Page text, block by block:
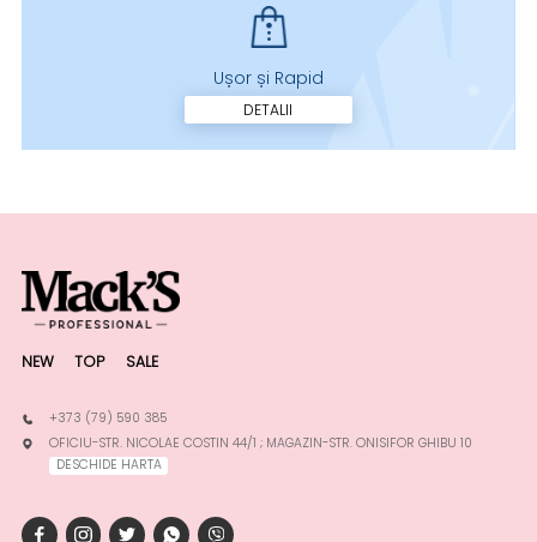
Ușor și Rapid
DETALII
NEW TOP SALE
+373 (79) 590 385
OFICIU-STR. NICOLAE COSTIN 44/1 ; MAGAZIN-STR. ONISIFOR GHIBU 10
DESCHIDE HARTA